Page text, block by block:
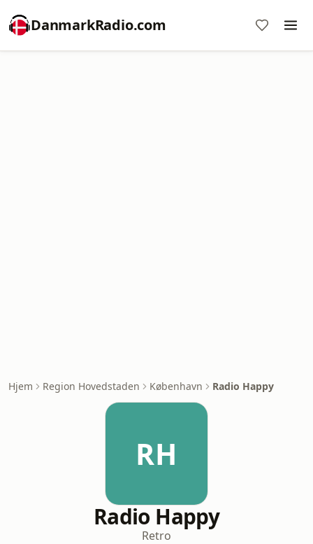
DanmarkRadio.com
Hjem Region Hovedstaden København Radio Happy
RH
Radio Happy
Retro